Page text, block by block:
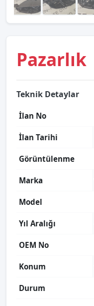
Pazarlık
Teknik Detaylar
İlan No
İlan Tarihi
Görüntülenme
Marka
Model
Yıl Aralığı
OEM No
Konum
Durum